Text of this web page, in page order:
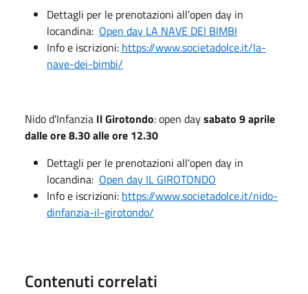
Dettagli per le prenotazioni all'open day in
locandina: Open day LA NAVE DEI BIMBI
Info e iscrizioni: https://www.societadolce.it/la-
nave-dei-bimbi/
Nido d'Infanzia Il Girotondo: open daysabato 9 aprile
dalle ore 8.30 alle ore 12.30
Dettagli per le prenotazioni all'open day in
locandina: Open day IL GIROTONDO
Info e iscrizioni: https://www.societadolce.it/nido-
dinfanzia-il-girotondo/
Contenuti correlati